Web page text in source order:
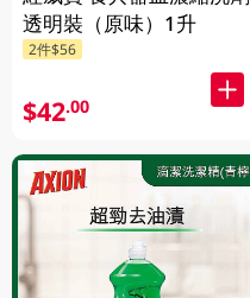
透明裝（原味）1升
2件$56
$42.00